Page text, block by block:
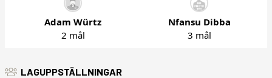
Adam Würtz
2 mål
Nfansu Dibba
3 mål
LAGUPPSTÄLLNINGAR